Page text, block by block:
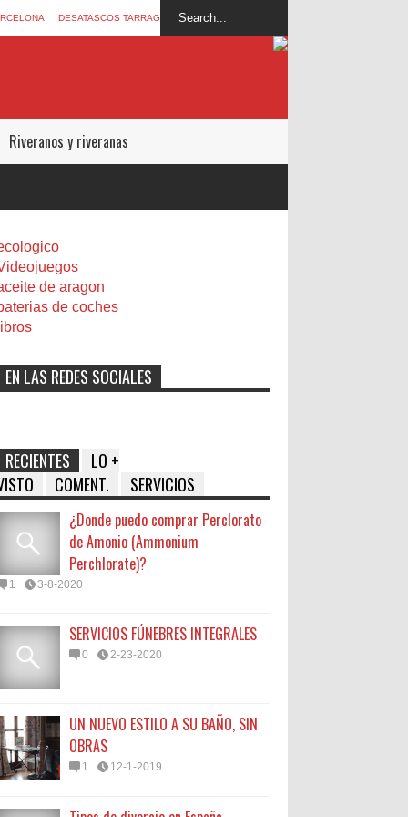
DESATASCOS TARRAGONA
Riveranos y riveranas
de aragon
de coches
libros
EN LAS REDES SOCIALES
RECIENTES
LO +
COMENT. SERVICIOS
¿Donde puedo comprar Perclorato
de Amonio (Ammonium
Perchlorate)?
1 3-8-2020
SERVICIOS FÚNEBRES INTEGRALES
0 2-23-2020
UN NUEVO ESTILO A SU BAÑO, SIN
OBRAS
1 12-1-2019